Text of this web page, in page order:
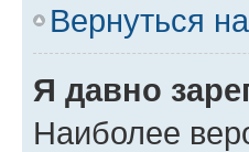
Вернуться
Я давно
Наиболее